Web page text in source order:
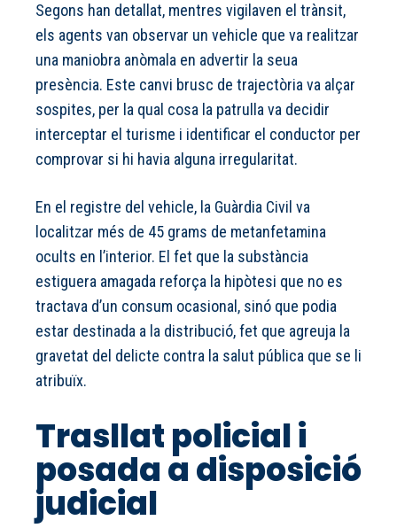
Segons han detallat, mentres vigilaven el trànsit,
els agents van observar un vehicle que va realitzar
una maniobra anòmala en advertir la seua
presència. Este canvi brusc de trajectòria va alçar
sospites, per la qual cosa la patrulla va decidir
interceptar el turisme i identificar el conductor per
comprovar si hi havia alguna irregularitat.
En el registre del vehicle, la Guàrdia Civil va
localitzar més de 45 grams de metanfetamina
ocults en l’interior. El fet que la substància
estiguera amagada reforça la hipòtesi que no es
tractava d’un consum ocasional, sinó que podia
estar destinada a la distribució, fet que agreuja la
gravetat del delicte contra la salut pública que se li
atribuïx.
Trasllat policial i
posada a disposició
judicial